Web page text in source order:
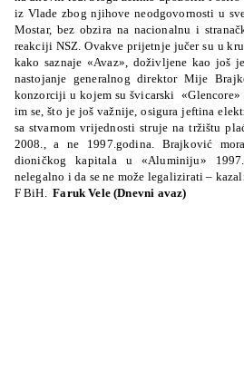
iz Vlade zbog njihove neodgovornosti u
Mostar, bez obzira na nacionalnu i
reakciji NSZ. Ovakve prijetnje jučer su u
kako saznaje «Avaz», doživljene kao još
nastojanje generalnog direktor Mije
konzorciji u kojem su švicarski
im se, što je još važnije, osigura jeftina
sa stvarnom vrijednosti struje na tržištu
2008., a ne 1997.godina. Brajković
dioničkog kapitala u «Aluminiju»
nelegalno i da se ne može legalizirati –
F BiH.
Faruk Vele (Dnevni avaz)